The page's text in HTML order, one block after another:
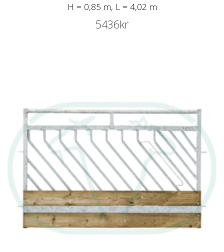
H = 0,85 m, L = 4,02 m
5436kr